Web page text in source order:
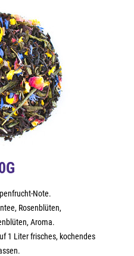
Note.
Rosenblüten,
Aroma.
1 Liter frisches, kochendes